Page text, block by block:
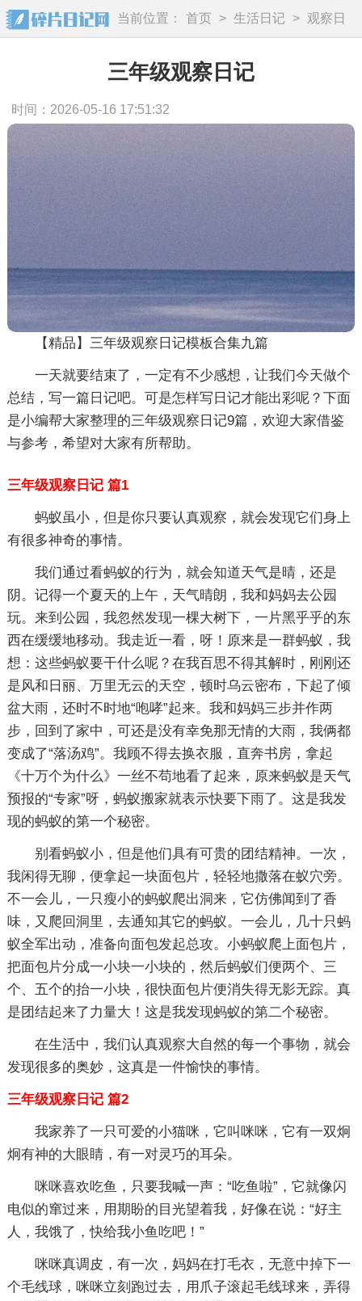
当前位置： 首页 > 生活日记 >
观察日
记
三年级观察日记
时间：2026-05-16 17:51:32
【精品】三年级观察日记模板合集九篇
一天就要结束了，一定有不少感想，让我们今天做个
总结，写一篇日记吧。可是怎样写日记才能出彩呢？下面
是小编帮大家整理的三年级观察日记9篇，欢迎大家借鉴
与参考，希望对大家有所帮助。
三年级观察日记 篇1
蚂蚁虽小，但是你只要认真观察，就会发现它们身上
有很多神奇的事情。
我们通过看蚂蚁的行为，就会知道天气是晴，还是
阴。记得一个夏天的上午，天气晴朗，我和妈妈去公园
玩。来到公园，我忽然发现一棵大树下，一片黑乎乎的东
西在缓缓地移动。我走近一看，呀！原来是一群蚂蚁，我
想：这些蚂蚁要干什么呢？在我百思不得其解时，刚刚还
是风和日丽、万里无云的天空，顿时乌云密布，下起了倾
盆大雨，还时不时地“咆哮”起来。我和妈妈三步并作两
步，回到了家中，可还是没有幸免那无情的大雨，我俩都
变成了“落汤鸡”。我顾不得去换衣服，直奔书房，拿起
《十万个为什么》一丝不苟地看了起来，原来蚂蚁是天气
预报的“专家”呀，蚂蚁搬家就表示快要下雨了。这是我发
现的蚂蚁的第一个秘密。
别看蚂蚁小，但是他们具有可贵的团结精神。一次，
我闲得无聊，便拿起一块面包片，轻轻地撒落在蚁穴旁。
不一会儿，一只瘦小的蚂蚁爬出洞来，它仿佛闻到了香
味，又爬回洞里，去通知其它的蚂蚁。一会儿，几十只蚂
蚁全军出动，准备向面包发起总攻。小蚂蚁爬上面包片，
把面包片分成一小块一小块的，然后蚂蚁们便两个、三
个、五个的抬一小块，很快面包片便消失得无影无踪。真
是团结起来了力量大！这是我发现蚂蚁的第二个秘密。
在生活中，我们认真观察大自然的每一个事物，就会
发现很多的奥妙，这真是一件愉快的事情。
三年级观察日记 篇2
我家养了一只可爱的小猫咪，它叫咪咪，它有一双炯
炯有神的大眼睛，有一对灵巧的耳朵。
咪咪喜欢吃鱼，只要我喊一声：“吃鱼啦”，它就像闪
电似的窜过来，用期盼的目光望着我，好像在说：“好主
人，我饿了，快给我小鱼吃吧！”
咪咪真调皮，有一次，妈妈在打毛衣，无意中掉下一
个毛线球，咪咪立刻跑过去，用爪子滚起毛线球来，弄得